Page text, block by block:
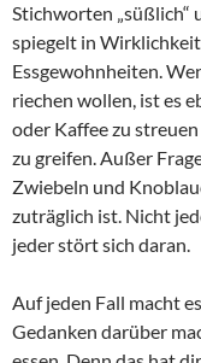
Stichworten „süßlich“
spiegelt in
Essgewohnheiten.
riechen wollen, ist es
oder Kaffee zu
zu greifen. Außer
Zwiebeln und
zuträglich ist. Nicht
jeder stört sich daran.
Auf jeden Fall macht
Gedanken darüber